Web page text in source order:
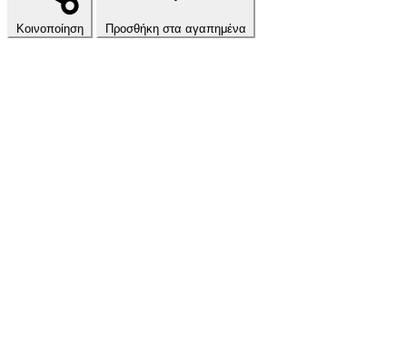
Κοινοποίηση Προσθήκη στα αγαπημένα